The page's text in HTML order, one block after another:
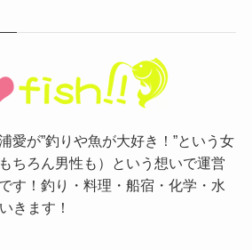
愛が”釣りや魚が大好き！”という女
ちろん男性も）という想いで運営
す！釣り・料理・船宿・化学・水
きます！